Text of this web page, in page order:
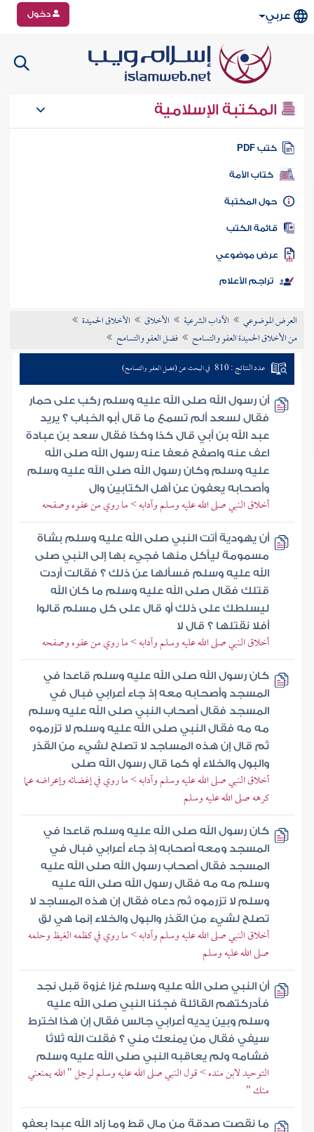
عربي دخول
المكتبة الإسلامية
كتب PDF
كتاب الأمة
المكتبة
الكتب
موضوعي
تراجم الأعلام
العرض الموضوعي الآداب الشرعية الأخلاق
الأخلاق الحميدة
من الأخلاق الحميدة العفو والتسامح
فضل العفو والتسامح
عدد النتائج : 810 في البحث عن (فضل العفو والتسامح)
أن رسول الله صلى الله عليه وسلم ركب على حمار
فقال لسعد ألم تسمع ما قال أبو الخباب ؟ يريد
عبد الله بن أبي قال كذا وكذا فقال سعد بن عبادة
اعف عنه واصفح فعفا عنه رسول الله صلى الله
عليه وسلم وكان رسول الله صلى الله عليه وسلم
وأصحابه يعفون عن أهل الكتابين وال
أخلاق النبي صلى الله عليه وسلم وآدابه > ما روي من عفوه وصفحه
أن يهودية أتت النبي صلى الله عليه وسلم بشاة
مسمومة ليأكل منها فجيء بها إلى النبي صلى
الله عليه وسلم فسألها عن ذلك ؟ فقالت أردت
قتلك فقال صلى الله عليه وسلم ما كان الله
ليسلطك على ذلك أو قال على كل مسلم قالوا
أفلا نقتلها ؟ قال لا
أخلاق النبي صلى الله عليه وسلم وآدابه > ما روي من عفوه وصفحه
كان رسول الله صلى الله عليه وسلم قاعدا في
المسجد وأصحابه معه إذ جاء أعرابي فبال في
المسجد فقال أصحاب النبي صلى الله عليه وسلم
مه مه فقال النبي صلى الله عليه وسلم لا تزرموه
ثم قال إن هذه المساجد لا تصلح لشيء من القذر
والبول والخلاء أو كما قال رسول الله صلى
أخلاق النبي صلى الله عليه وسلم وآدابه > ما روي في إغضائه وإعراضه عما
كرهه صلى الله عليه وسلم
كان رسول الله صلى الله عليه وسلم قاعدا في
المسجد ومعه أصحابه إذ جاء أعرابي فبال في
المسجد فقال أصحاب رسول الله صلى الله عليه
وسلم مه مه فقال رسول الله صلى الله عليه
وسلم لا تزرموه ثم دعاه فقال إن هذه المساجد لا
تصلح لشيء من القذر والبول والخلاء إنما هي لق
أخلاق النبي صلى الله عليه وسلم وآدابه > ما روي في كظمه الغيظ وحلمه
صلى الله عليه وسلم
أن النبي صلى الله عليه وسلم غزا غزوة قبل نجد
فأدركتهم القائلة فجئنا النبي صلى الله عليه
وسلم وبين يديه أعرابي جالس فقال إن هذا اخترط
سيفي فقال من يمنعك مني ؟ فقلت الله ثلاثا
فشامه ولم يعاقبه النبي صلى الله عليه وسلم
التوحيد لابن منده > قول النبي صلى الله عليه وسلم لرجل " الله يمنعني
منك "
ما نقصت صدقة من مال قط وما زاد الله عبدا بعفو